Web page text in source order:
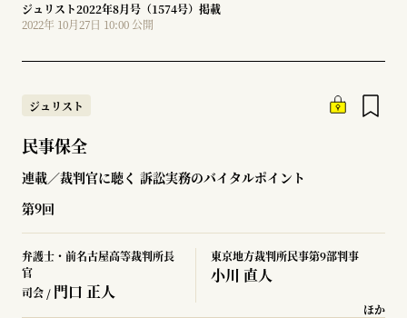
ジュリスト2022年8月号（1574号）掲載
2022年 10月27日 10:00 公開
ジュリスト
民事保全
連載／裁判官に聴く 訴訟実務のバイタルポイント
第9回
弁護士・前名古屋高等裁判所長
官
司会 / 門口 正人
東京地方裁判所民事第9部判事
小川 直人
ほか